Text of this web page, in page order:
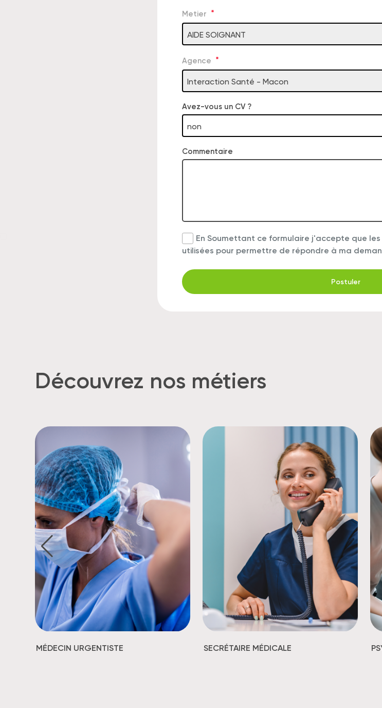
Metier
AIDE SOIGNANT
Agence
Interaction Santé - Macon
Avez-vous un CV ?
non
Commentaire
En Soumettant ce formulaire j'accepte que
utilisées pour permettre de répondre à ma
Découvrez nos métiers
MÉDECIN URGENTISTE SECRÉTAIRE MÉDICALE